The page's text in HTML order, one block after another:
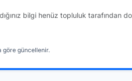
bilgi henüz topluluk
göre güncellenir.